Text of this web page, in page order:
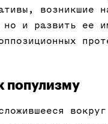
возникшие
но и развить ее
популизму